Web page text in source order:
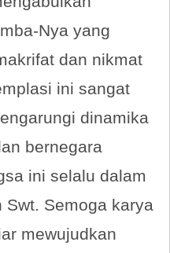
Nya yang
dan nikmat
ini sangat
dinamika
bernegara
ini selalu dalam
Swt. Semoga karya
mewujudkan